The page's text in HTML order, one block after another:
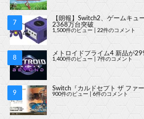
【朗報】Switch2、ゲームキュ
2368万台突破
1,500件のビュー 22件のコメント
メトロイドプライム4 新品が
1,400件のビュー 7件のコメント
Switch『カルドセプト ザ ファ
900件のビュー |6件のコメント